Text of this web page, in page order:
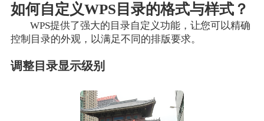
如何自定义WPS目录的格式与样式？
WPS提供了强大的目录自定义功能，让您可以精确
控制目录的外观，以满足不同的排版要求。
调整目录显示级别